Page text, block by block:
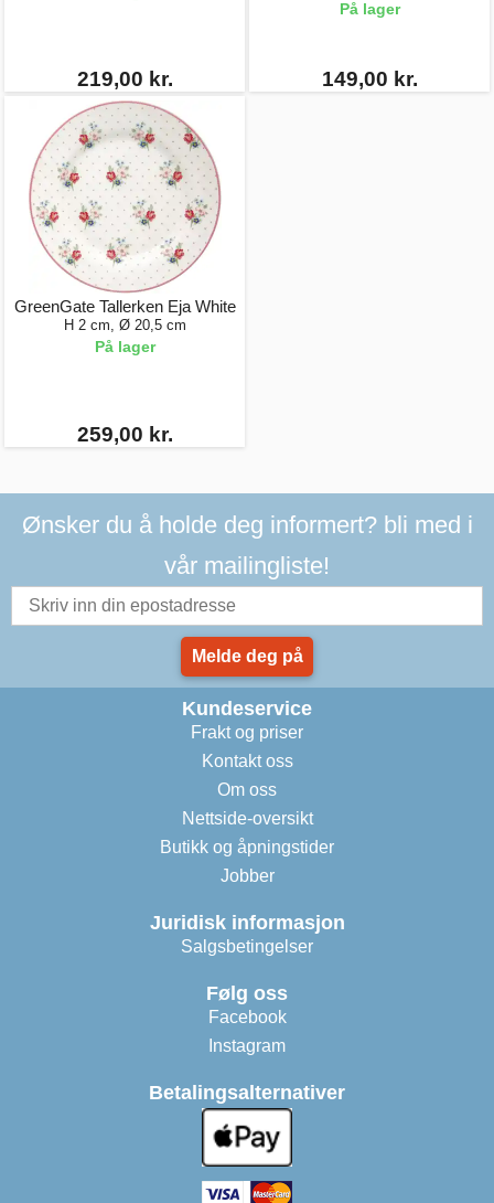
219,00 kr.
På lager
149,00 kr.
GreenGate Tallerken Eja White
H 2 cm, Ø 20,5 cm
På lager
259,00 kr.
Ønsker du å holde deg informert? bli med i
vår mailingliste!
Melde deg på
Kundeservice
Frakt og priser
Kontakt oss
Om oss
Nettside-oversikt
Butikk og åpningstider
Jobber
Juridisk informasjon
Salgsbetingelser
Følg oss
Facebook
Instagram
Betalingsalternativer